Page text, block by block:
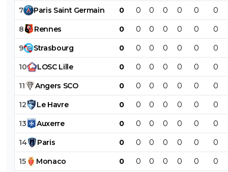
7 Paris Saint Germain 0 0 0 0 0 0 0
8 Rennes 0 0 0 0 0 0 0
9 Strasbourg 0 0 0 0 0 0 0
10 LOSC Lille 0 0 0 0 0 0 0
11 Angers SCO 0 0 0 0 0 0 0
12 Le Havre 0 0 0 0 0 0 0
13 Auxerre 0 0 0 0 0 0 0
14 Paris 0 0 0 0 0 0 0
15 Monaco 0 0 0 0 0 0 0